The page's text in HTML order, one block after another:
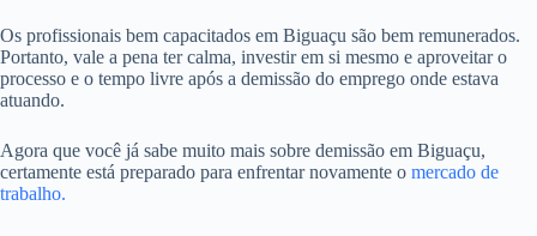
Os profissionais bem capacitados em Biguaçu são bem remunerados.
Portanto, vale a pena ter calma, investir em si mesmo e aproveitar o
processo e o tempo livre após a demissão do emprego onde estava
atuando.
Agora que você já sabe muito mais sobre demissão em Biguaçu,
certamente está preparado para enfrentar novamente o mercado de
trabalho.